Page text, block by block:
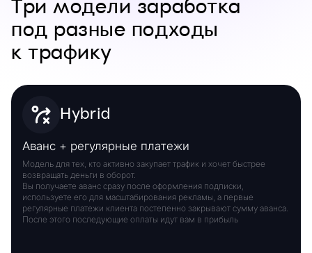
Три модели заработка
под разные подходы
к трафику
Hybrid
Аванс + регулярные платежи
Модель для тех, кто активно закупает трафик и хочет быстрее
возвращать деньги в оборот.
Вы получаете аванс сразу после оформления подписки,
используете его для масштабирования рекламы, а первые
регулярные платежи клиента постепенно закрывают сумму аванса.
После этого последующие оплаты идут вам в прибыль